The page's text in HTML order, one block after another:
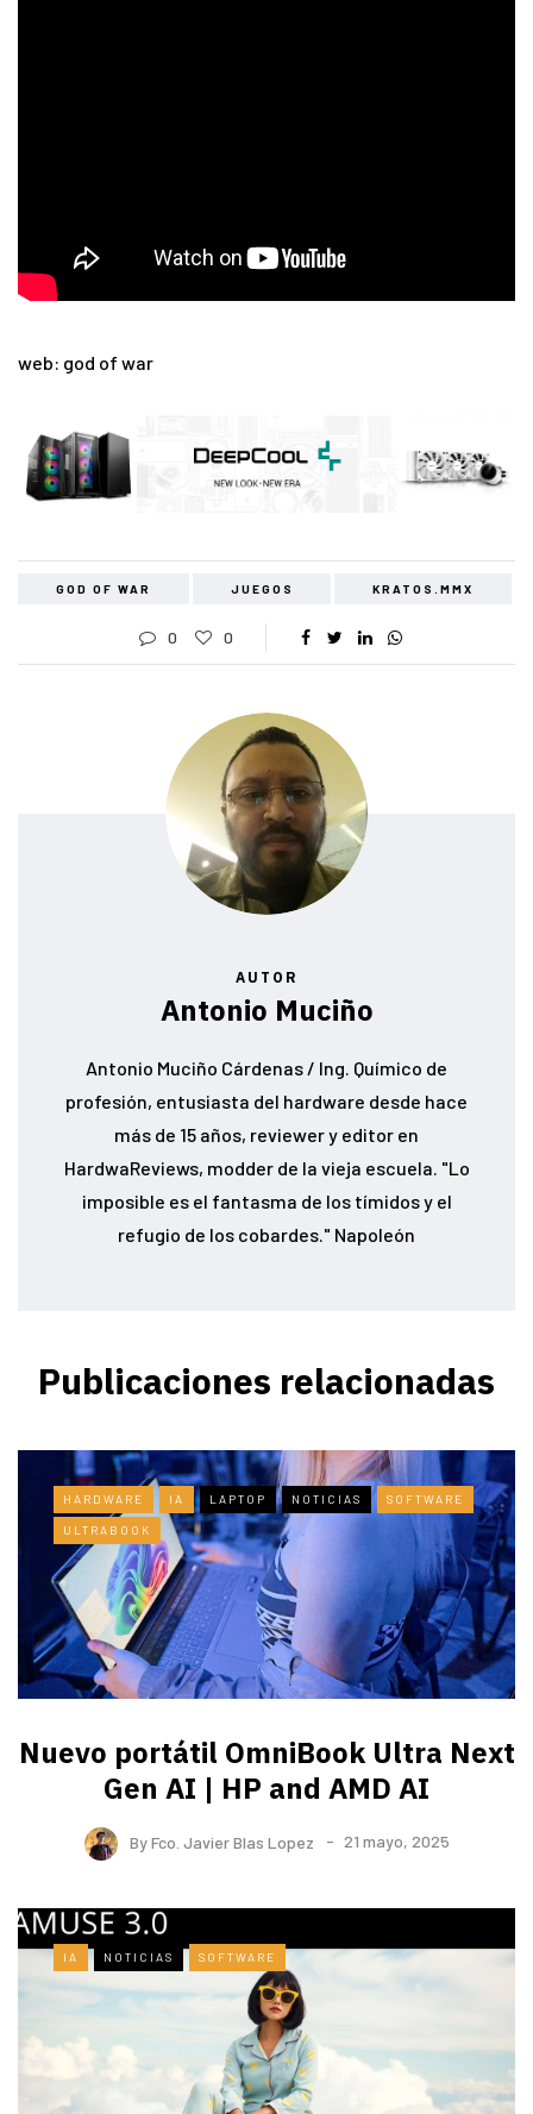
web: god of war
GOD OF WAR JUEGOS KRATOS.MMX
0 0
AUTOR
Antonio Muciño
Antonio Muciño Cárdenas / Ing. Químico de
profesión, entusiasta del hardware desde hace
más de 15 años, reviewer y editor en
HardwaReviews, modder de la vieja escuela. "Lo
imposible es el fantasma de los tímidos y el
refugio de los cobardes." Napoleón
Publicaciones relacionadas
HARDWARE IA LAPTOP NOTICIAS SOFTWARE
ULTRABOOK
Nuevo portátil OmniBook Ultra ​Next
Gen AI | HP and AMD AI
ByFco. Javier Blas Lopez 21 mayo, 2025
IA NOTICIAS SOFTWARE